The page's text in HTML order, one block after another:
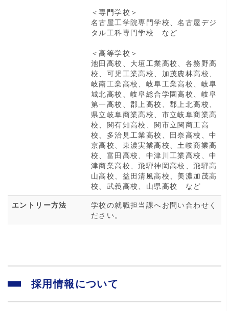
＜専門学校＞
名古屋工学院専門学校、名古屋デジ
タル工科専門学校 など
＜高等学校＞
池田高校、大垣工業高校、各務野高
校、可児工業高校、加茂農林高校、
岐南工業高校、岐阜工業高校、岐阜
城北高校、岐阜総合学園高校、岐阜
第一高校、郡上高校、郡上北高校、
県立岐阜商業高校、市立岐阜商業高
校、関有知高校、関市立関商工高
校、多治見工業高校、田奈高校、中
京高校、東濃実業高校、土岐商業高
校、富田高校、中津川工業高校、中
津商業高校、飛騨神岡高校、飛騨高
山高校、益田清風高校、美濃加茂高
校、武義高校、山県高校 など
エントリー方法
学校の就職担当課へお問い合わせく
ださい。
採用情報について